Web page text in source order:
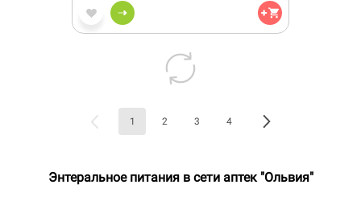
1 2 3 4
Энтеральное питания в сети аптек "Ольвия"